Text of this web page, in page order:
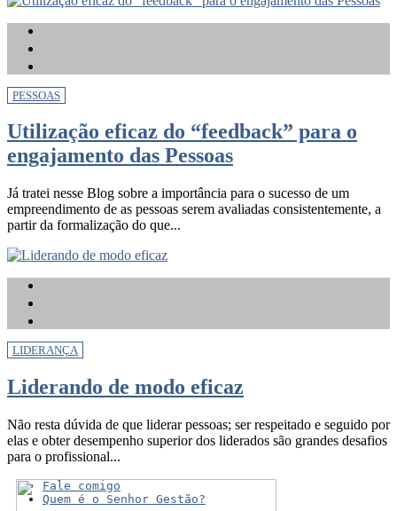
PESSOAS
Utilização eficaz do “feedback” para o
engajamento das Pessoas
Já tratei nesse Blog sobre a importância para o sucesso de um
empreendimento de as pessoas serem avaliadas consistentemente, a
partir da formalização do que...
LIDERANÇA
Liderando de modo eficaz
Não resta dúvida de que liderar pessoas; ser respeitado e seguido por
elas e obter desempenho superior dos liderados são grandes desafios
para o profissional...
Fale comigo
Quem é o Senhor Gestão?